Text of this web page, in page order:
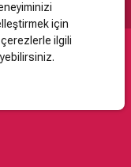
için
ilgili